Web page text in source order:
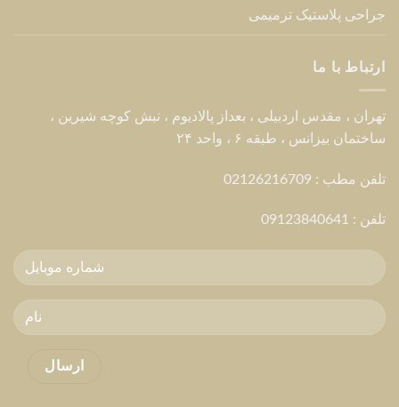
جراحی پلاستیک ترمیمی
ارتباط با ما
تهران ، مقدس اردبیلی ، بعداز پالادیوم ، نبش کوچه شیرین ،
ساختمان بیزانس ، طبقه ۶ ، واحد ۲۴
تلفن مطب : 02126216709
تلفن : 09123840641